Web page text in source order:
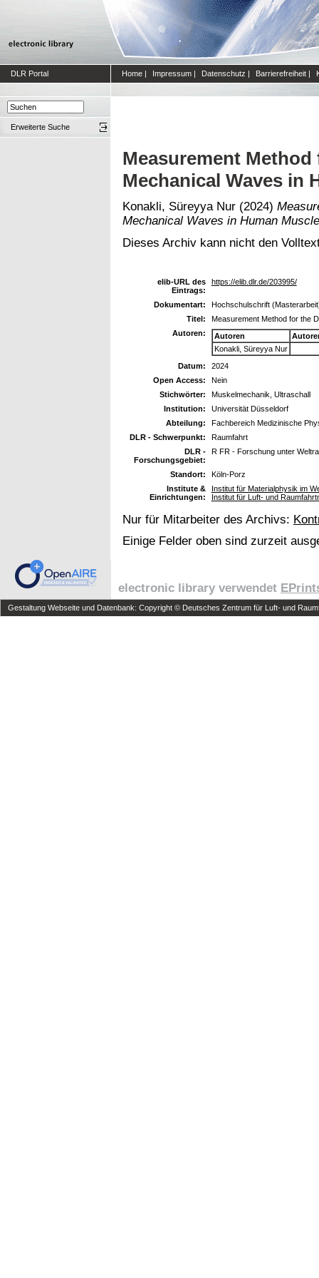
DLR Portal Home | Impressum | Datenschutz | Barrierefreiheit |
Erweiterte Suche
Measurement
Mechanical Waves in
Konakli, Süreyya Nur (2024)
Mechanical Waves in Human
Dieses Archiv kann nicht den
elib-URL des
Eintrags:
https://elib.dlr.de/203995/
Dokumentart:
Hochschulschrift
Titel:
Measurement Method for the
Autoren:
Autoren
Konakli, Süreyya Nur
Datum:
2024
Open Access:
Nein
Stichwörter:
Muskelmechanik, Ultraschall
Institution:
Universität Düsseldorf
Abteilung:
Fachbereich Medizinische
DLR - Schwerpunkt:
Raumfahrt
DLR -
Forschungsgebiet:
R FR - Forschung unter
Standort:
Köln-Porz
Institute &
Einrichtungen:
Institut für Materialphysik im
Institut für Luft- und
Nur für Mitarbeiter des Archivs:
Einige Felder oben sind zurzeit
electronic library verwendet
Gestaltung Webseite und Datenbank: Copyright © Deutsches Zentrum für Luft- und